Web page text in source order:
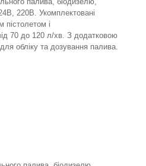
220В. Укомплектовані
пістолетом і
70 до 120 л/хв. З додатковою
обліку та дозування палива.